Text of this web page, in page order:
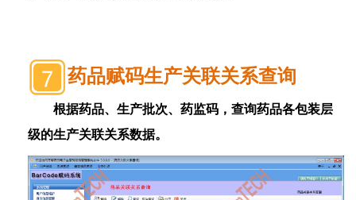
药品赋码生产关联关系查询
根据药品、生产批次、药监码，查询药品各包装层
级的生产关联关系数据。